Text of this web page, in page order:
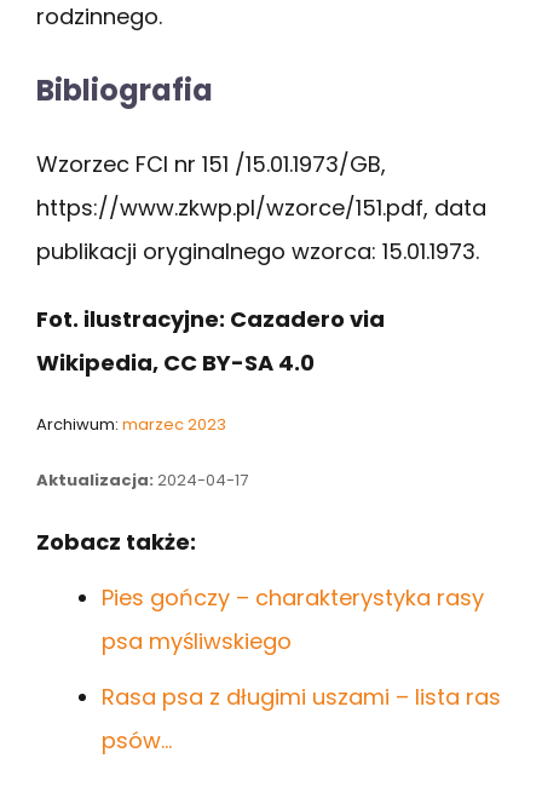
rodzinnego.
Bibliografia
Wzorzec FCI nr 151 /15.01.1973/GB,
https://www.zkwp.pl/wzorce/151.pdf, data
publikacji oryginalnego wzorca: 15.01.1973.
Fot. ilustracyjne: Cazadero via
Wikipedia, CC BY-SA 4.0
Archiwum: marzec 2023
Aktualizacja: 2024-04-17
Zobacz także:
Pies gończy – charakterystyka rasy
psa myśliwskiego
Rasa psa z długimi uszami – lista ras
psów…